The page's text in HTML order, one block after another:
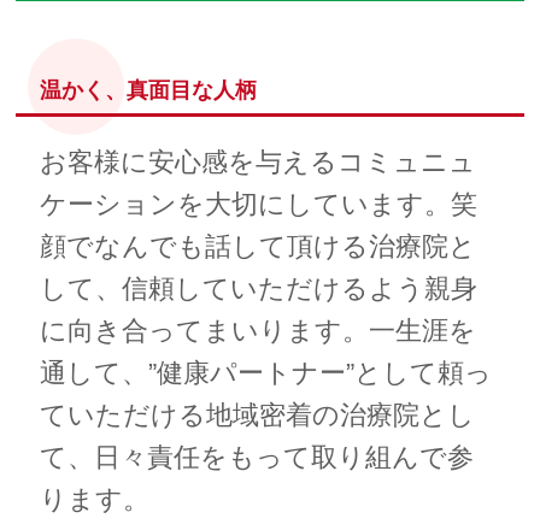
温かく、真面目な人柄
お客様に安心感を与えるコミュニュ
ケーションを大切にしています。笑
顔でなんでも話して頂ける治療院と
して、信頼していただけるよう親身
に向き合ってまいります。一生涯を
通して、”健康パートナー”として頼っ
ていただける地域密着の治療院とし
て、日々責任をもって取り組んで参
ります。